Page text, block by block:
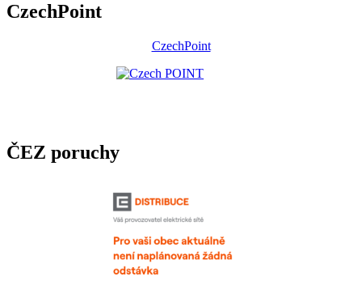
CzechPoint
CzechPoint
ČEZ poruchy